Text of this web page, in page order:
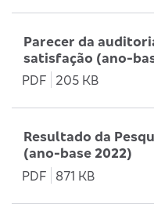
Parecer da
satisfação (ano-
PDF
205 KB
Resultado da
(ano-base 2022)
PDF
871 KB